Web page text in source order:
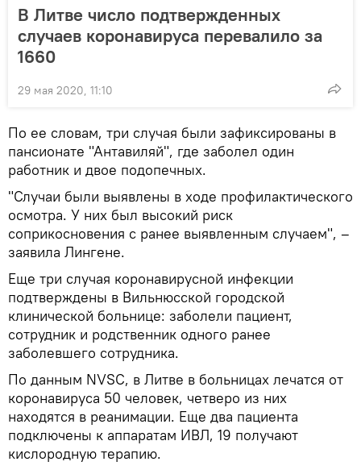
В Литве число подтвержденных
случаев коронавируса перевалило за
1660
29 мая 2020, 11:10
По ее словам, три случая были зафиксированы в
пансионате "Антавиляй", где заболел один
работник и двое подопечных.
"Случаи были выявлены в ходе профилактического
осмотра. У них был высокий риск
соприкосновения с ранее выявленным случаем", –
заявила Лингене.
Еще три случая коронавирусной инфекции
подтверждены в Вильнюсской городской
клинической больнице: заболели пациент,
сотрудник и родственник одного ранее
заболевшего сотрудника.
По данным NVSC, в Литве в больницах лечатся от
коронавируса 50 человек, четверо из них
находятся в реанимации. Еще два пациента
подключены к аппаратам ИВЛ, 19 получают
кислородную терапию.